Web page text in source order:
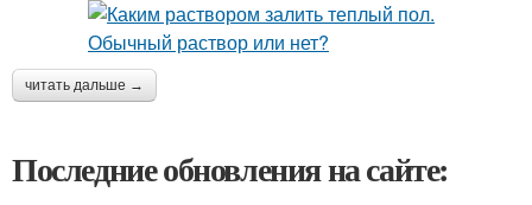
читать дальше →
Последние обновления на сайте: